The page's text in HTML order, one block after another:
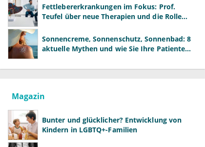
Fettlebererkrankungen im Fokus: Prof.
Teufel über neue Therapien und die Rolle
Sonnencreme, Sonnenschutz, Sonnenbad: 8
aktuelle Mythen und wie Sie Ihre Patienten
Magazin
Bunter und glücklicher? Entwicklung von
Kindern in LGBTQ+-Familien